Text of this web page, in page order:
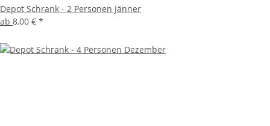
Depot Schrank - 2 Personen Jänner
ab 8,00 € *